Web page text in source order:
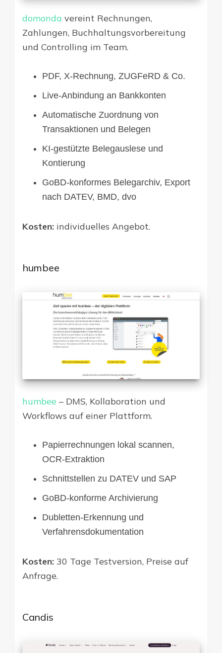
domonda vereint Rechnungen,
Zahlungen, Buchhaltungsvorbereitung
und Controlling im Team.
PDF, X-Rechnung, ZUGFeRD & Co.
Live-Anbindung an Bankkonten
Automatische Zuordnung von
Transaktionen und Belegen
KI-gestützte Belegauslese und
Kontierung
GoBD-konformes Belegarchiv, Export
nach DATEV, BMD, dvo
Kosten: individuelles Angebot.
humbee
humbee – DMS, Kollaboration und
Workflows auf einer Plattform.
Papierrechnungen lokal scannen,
OCR-Extraktion
Schnittstellen zu DATEV und SAP
GoBD-konforme Archivierung
Dubletten-Erkennung und
Verfahrensdokumentation
Kosten: 30 Tage Testversion, Preise auf
Anfrage.
Candis